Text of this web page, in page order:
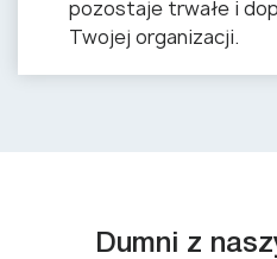
pozostaje trwałe i
Twojej organizacji.
Dumni z